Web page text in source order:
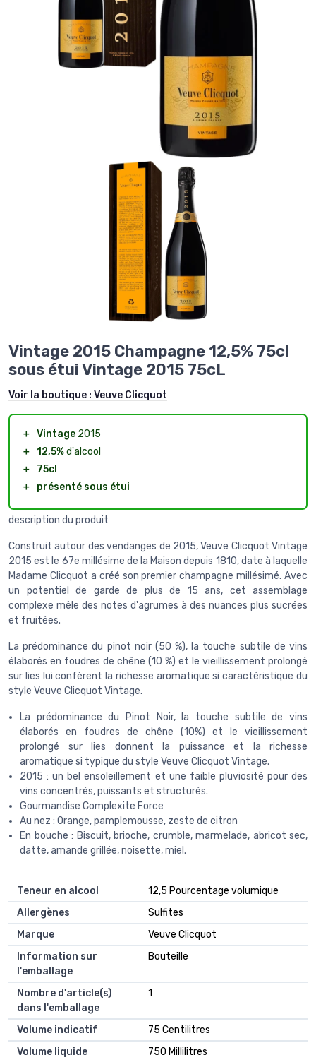
Vintage 2015 Champagne 12,5% 75cl
sous étui Vintage 2015 75cL
Voir la boutique : Veuve Clicquot
＋ Vintage 2015
＋ 12,5%d'alcool
＋
75cl
＋
présenté sous étui
description du produit
Construit autour des vendanges de 2015, Veuve Clicquot Vintage
2015 est le 67e millésime de la Maison depuis 1810, date à laquelle
Madame Clicquot a créé son premier champagne millésimé. Avec
un potentiel de garde de plus de 15 ans, cet assemblage
complexe mêle des notes d'agrumes à des nuances plus sucrées
et fruitées.
La prédominance du pinot noir (50 %), la touche subtile de vins
élaborés en foudres de chêne (10 %) et le vieillissement prolongé
sur lies lui confèrent la richesse aromatique si caractéristique du
style Veuve Clicquot Vintage.
La prédominance du Pinot Noir, la touche subtile de vins
élaborés en foudres de chêne (10%) et le vieillissement
prolongé sur lies donnent la puissance et la richesse
aromatique si typique du style Veuve Clicquot Vintage.
2015 : un bel ensoleillement et une faible pluviosité pour des
vins concentrés, puissants et structurés.
Gourmandise Complexite Force
Au nez : Orange, pamplemousse, zeste de citron
En bouche : Biscuit, brioche, crumble, marmelade, abricot sec,
datte, amande grillée, noisette, miel.
Teneur en alcool
‎12,5 Pourcentage volumique
Allergènes
‎Sulfites
Marque
‎Veuve Clicquot
Information sur
l'emballage
‎Bouteille
Nombre d'article(s)
dans l'emballage
‎1
Volume indicatif
‎75 Centilitres
Volume liquide
‎750 Millilitres